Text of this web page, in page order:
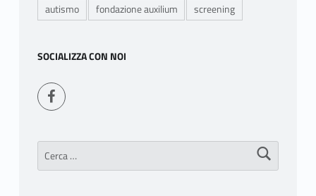
autismo fondazione auxilium screening
SOCIALIZZA CON NOI
Seguici su Facebook
Ricerca per: